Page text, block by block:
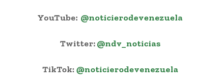
YouTube: @noticierodevenezuela
Twitter:@ndv_noticias
TikTok: @noticierodevenezuela